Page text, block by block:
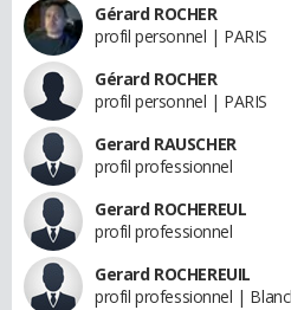
Gérard ROCHER
profil personnel | PARIS
Gérard ROCHER
profil personnel | PARIS
Gerard RAUSCHER
profil professionnel
Gerard ROCHEREUL
profil professionnel
Gerard ROCHEREUIL
profil professionnel |